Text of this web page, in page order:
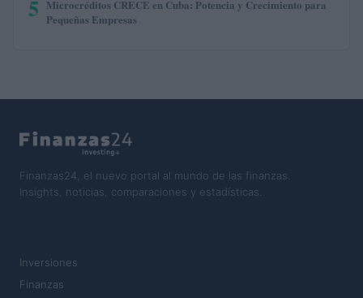
5 Microcréditos CRECE en Cuba: Potencia y Crecimiento para
Pequeñas Empresas
Finanzas24, el nuevo portal al mundo de las finanzas.
Insights, noticias, comparaciones y estadísticas.
Inversiones
Finanzas